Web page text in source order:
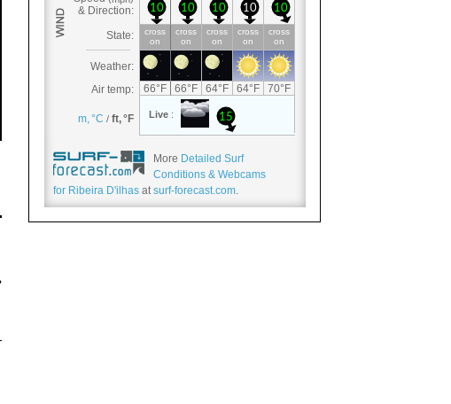
More Detailed Surf
Conditions & Webcams
for Ribeira D'ilhas at surf-forecast.com.